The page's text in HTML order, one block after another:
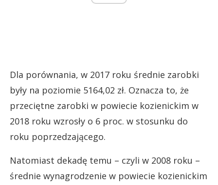
Dla porównania, w 2017 roku średnie zarobki
były na poziomie 5164,02 zł. Oznacza to, że
przeciętne zarobki w powiecie kozienickim w
2018 roku wzrosły o 6 proc. w stosunku do
roku poprzedzającego.
Natomiast dekadę temu – czyli w 2008 roku –
średnie wynagrodzenie w powiecie kozienickim